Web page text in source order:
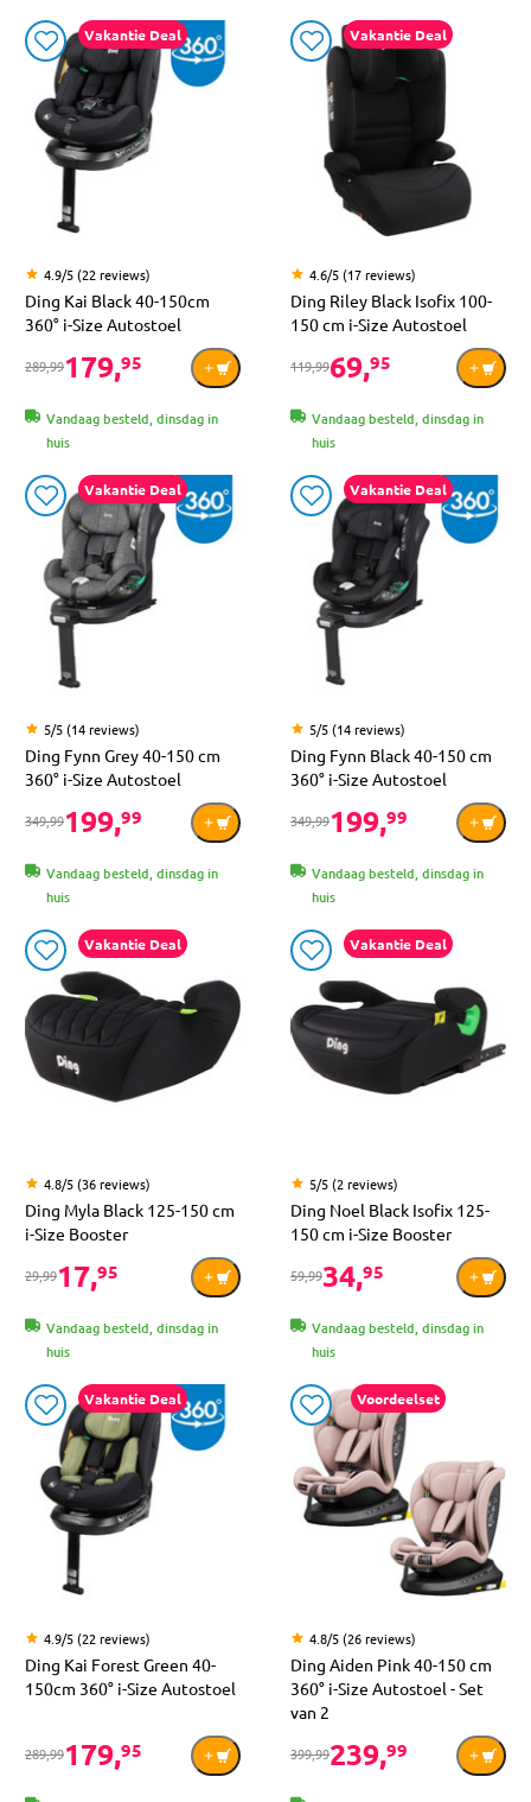
Vakantie Deal
4.9/5 (22 reviews)
Ding Kai Black 40-150cm
360° i-Size Autostoel
289,99179,95
Vandaag besteld, dinsdag in
huis
Vakantie Deal
4.6/5 (17 reviews)
Ding Riley Black Isofix 100-
150 cm i-Size Autostoel
119,9969,95
Vandaag besteld, dinsdag in
huis
Vakantie Deal
5/5 (14 reviews)
Ding Fynn Grey 40-150 cm
360° i-Size Autostoel
349,99199,99
Vandaag besteld, dinsdag in
huis
Vakantie Deal
5/5 (14 reviews)
Ding Fynn Black 40-150 cm
360° i-Size Autostoel
349,99199,99
Vandaag besteld, dinsdag in
huis
Vakantie Deal
4.8/5 (36 reviews)
Ding Myla Black 125-150 cm
i-Size Booster
29,9917,95
Vandaag besteld, dinsdag in
huis
Vakantie Deal
5/5 (2 reviews)
Ding Noel Black Isofix 125-
150 cm i-Size Booster
59,9934,95
Vandaag besteld, dinsdag in
huis
Vakantie Deal
4.9/5 (22 reviews)
Ding Kai Forest Green 40-
150cm 360° i-Size Autostoel
289,99179,95
Voordeelset
4.8/5 (26 reviews)
Ding Aiden Pink 40-150 cm
360° i-Size Autostoel - Set
van 2
399,99239,99